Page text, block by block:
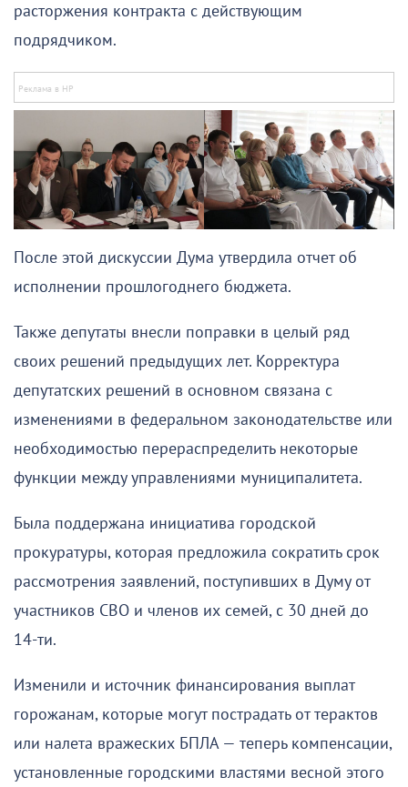
расторжения контракта с действующим
подрядчиком.
После этой дискуссии Дума утвердила отчет об
исполнении прошлогоднего бюджета.
Также депутаты внесли поправки в целый ряд
своих решений предыдущих лет. Корректура
депутатских решений в основном связана с
изменениями в федеральном законодательстве или
необходимостью перераспределить некоторые
функции между управлениями муниципалитета.
Была поддержана инициатива городской
прокуратуры, которая предложила сократить срок
рассмотрения заявлений, поступивших в Думу от
участников СВО и членов их семей, с 30 дней до
14-ти.
Изменили и источник финансирования выплат
горожанам, которые могут пострадать от терактов
или налета вражеских БПЛА — теперь компенсации,
установленные городскими властями весной этого